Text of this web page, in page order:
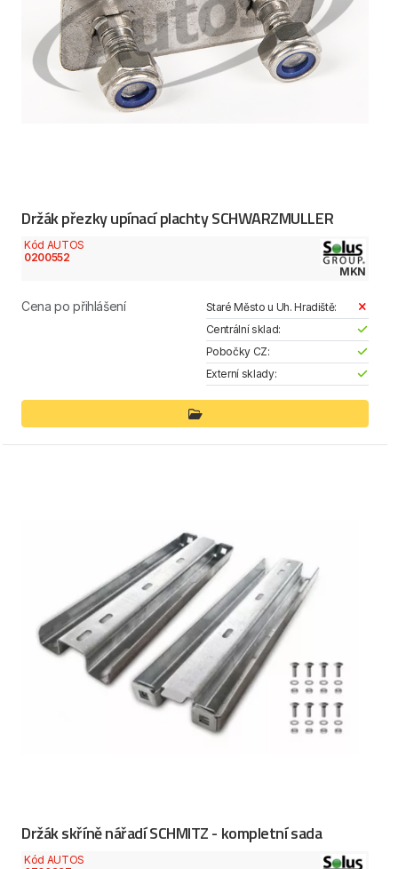
Držák přezky upínací plachty SCHWARZMULLER
Kód AUTOS
0200552
MKN
Cena po přihlášení
Staré Město u Uh. Hradiště:
Centrální sklad:
Pobočky CZ:
Externí sklady:
Držák skříně nářadí SCHMITZ - kompletní sada
Kód AUTOS